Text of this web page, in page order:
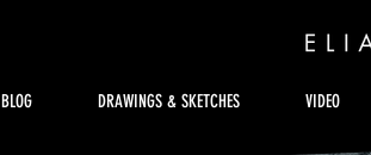
BLOG DRAWINGS & SKETCHES VIDEO